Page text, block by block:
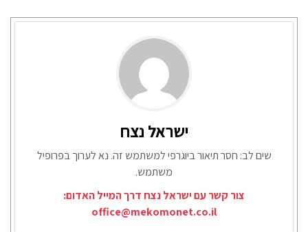
ישראל נצח
שים לב: חסר תיאור ביוגרפי למשתמש זה. נא לערוך בפרופיל
משתמש.
צור קשר עם ישראל נצח דרך המייל האדום:
office@mekomonet.co.il